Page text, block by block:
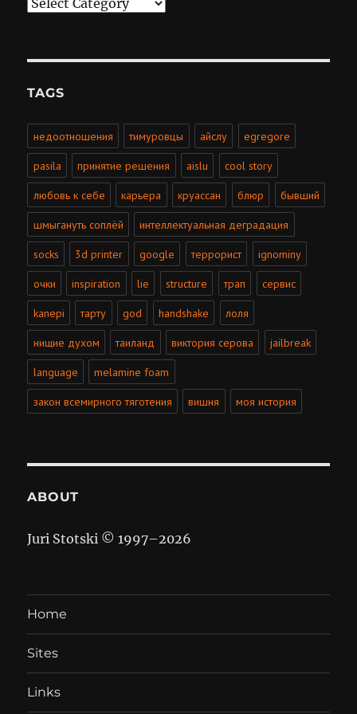
TAGS
недоотношения тимуровцы айслу egregore
pasila принятие решения aislu cool story
любовь к себе карьера круассан блюр бывший
шмыгануть соплёй интеллектуальная деградация
socks 3d printer google террорист ignominy
очки inspiration lie structure трап сервис
kanepi тарту god handshake лоля
нищие духом таиланд виктория серова jailbreak
language melamine foam
закон всемирного тяготения вишня моя история
ABOUT
Juri Stotski © 1997–2026
Home
Sites
Links